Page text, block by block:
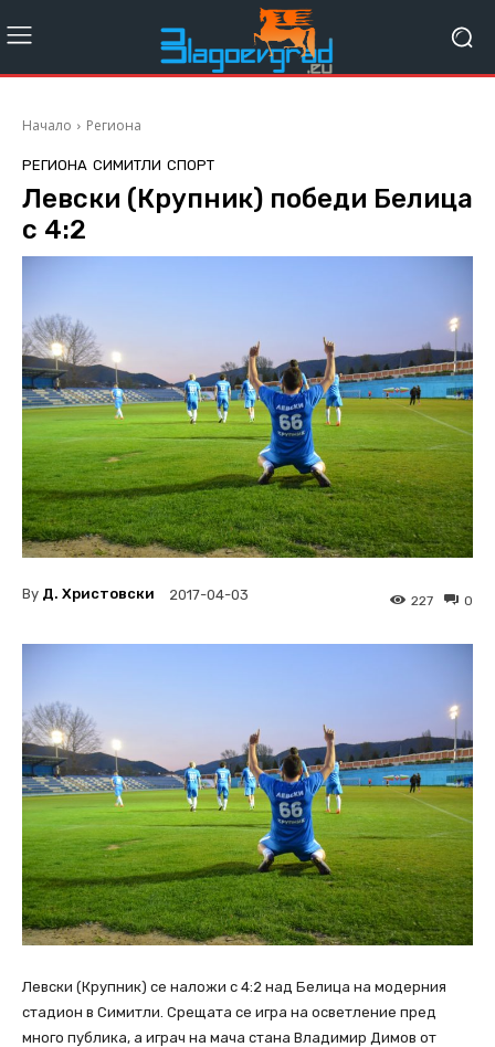
Начало Региона
РЕГИОНА СИМИТЛИ СПОРТ
Левски (Крупник) победи Белица
с 4:2
By Д. Христовски 2017-04-03 0
227
Левски (Крупник) се наложи с 4:2 над Белица на модерния
стадион в Симитли. Срещата се игра на осветление пред
много публика, а играч на мача стана Владимир Димов от